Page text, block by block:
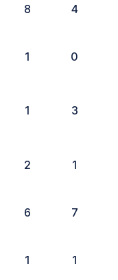
8 4
1 0
1 3
2 1
6 7
1 1